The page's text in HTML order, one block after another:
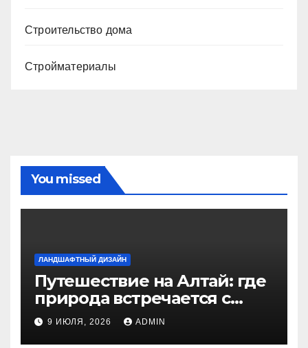
Строительство дома
Стройматериалы
You missed
ЛАНДШАФТНЫЙ ДИЗАЙН
Путешествие на Алтай: где
природа встречается с
духом приключений
9 ИЮЛЯ, 2026 ADMIN